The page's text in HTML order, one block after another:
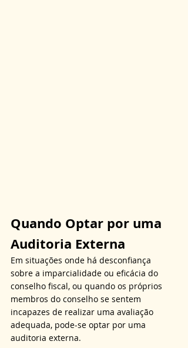
Quando Optar por uma
Auditoria Externa
Em situações onde há desconfiança
sobre a imparcialidade ou eficácia do
conselho fiscal, ou quando os próprios
membros do conselho se sentem
incapazes de realizar uma avaliação
adequada, pode-se optar por uma
auditoria externa.